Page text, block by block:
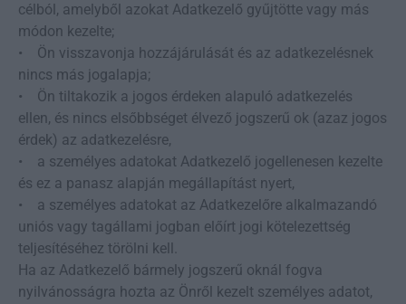
célból, amelyből azokat Adatkezelő gyűjtötte vagy más
módon kezelte;
• Ön visszavonja hozzájárulását és az adatkezelésnek
nincs más jogalapja;
• Ön tiltakozik a jogos érdeken alapuló adatkezelés
ellen, és nincs elsőbbséget élvező jogszerű ok (azaz jogos
érdek) az adatkezelésre,
• a személyes adatokat Adatkezelő jogellenesen kezelte
és ez a panasz alapján megállapítást nyert,
• a személyes adatokat az Adatkezelőre alkalmazandó
uniós vagy tagállami jogban előírt jogi kötelezettség
teljesítéséhez törölni kell.
Ha az Adatkezelő bármely jogszerű oknál fogva
nyilvánosságra hozta az Önről kezelt személyes adatot,